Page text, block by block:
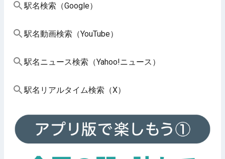
駅名検索（Google）
駅名動画検索（YouTube）
駅名ニュース検索（Yahoo!ニュース）
駅名リアルタイム検索（X）